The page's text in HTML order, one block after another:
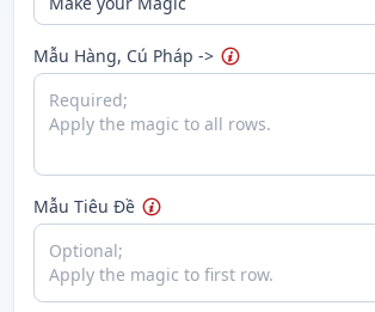
Mẫu Hàng, Cú Pháp ->
Sử dụng dấu gạch chéo ngược
Mẫu Tiêu Đề